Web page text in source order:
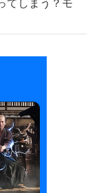
てしまう？モ